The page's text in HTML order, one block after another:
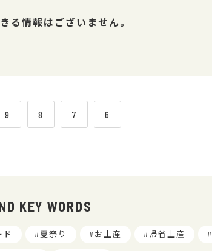
る情報はございません。
9 8 7 6
KEY WORDS
夏祭り お土産 帰省土産